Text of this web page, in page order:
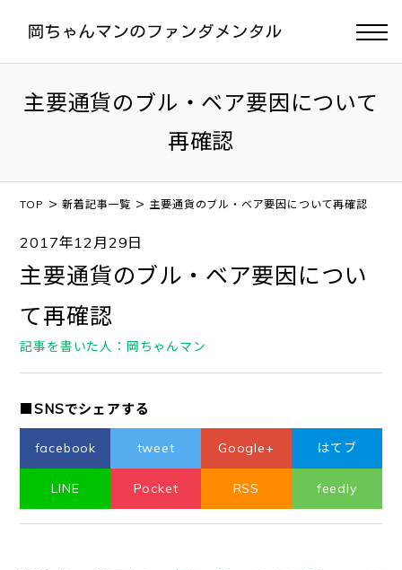
主要通貨のブル・ベア要因について
再確認
TOP >新着記事一覧 > 主要通貨のブル・ベア要因について再確認
2017年12月29日
主要通貨のブル・ベア要因につい
て再確認
記事を書いた人：岡ちゃんマン
■SNSでシェアする
facebook tweet Google+ はてブ
LINE Pocket RSS feedly